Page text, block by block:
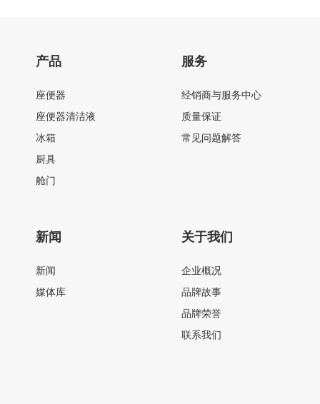
产品
座便器
座便器清洁液
冰箱
厨具
舱门
服务
经销商与服务中心
质量保证
常见问题解答
新闻
新闻
媒体库
关于我们
企业概况
品牌故事
品牌荣誉
联系我们